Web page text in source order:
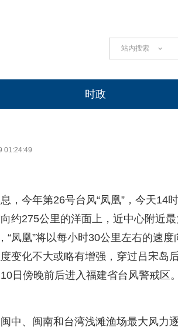
站内搜索
时政
01:24:49
，今年第26号台风“凤凰”，今天14
约275公里的洋面上，近中心附近
“凤凰”将以每小时30公里左右的速
变化不大或略有增强，穿过吕宋岛
日傍晚前后进入福建省台风警戒区。
中、闽南和台湾浅滩渔场最大风